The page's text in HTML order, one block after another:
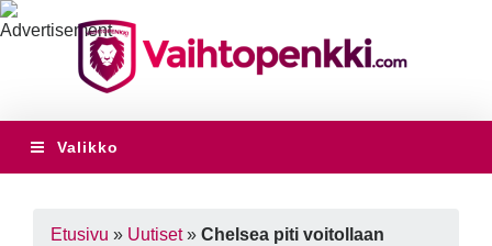
Valikko
Etusivu » Uutiset» Chelsea piti voitollaan